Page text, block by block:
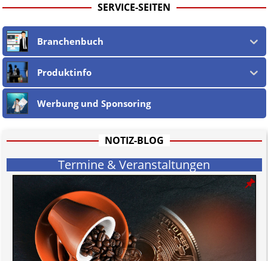
SERVICE-SEITEN
Branchenbuch
Produktinfo
Werbung und Sponsoring
NOTIZ-BLOG
Termine & Veranstaltungen